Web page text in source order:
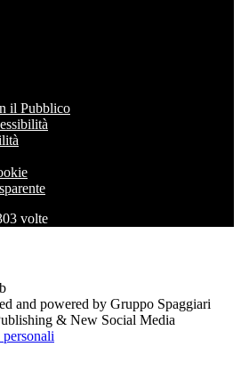
il Pubblico
volte
and powered by Gruppo Spaggiari
& New Social Media